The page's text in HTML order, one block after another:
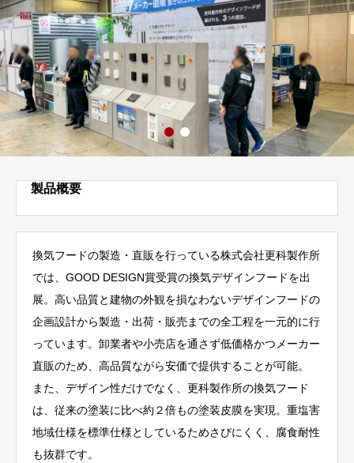
製品概要
換気フードの製造・直販を行っている株式会社更科製作所
では、GOOD DESIGN賞受賞の換気デザインフードを出
展。高い品質と建物の外観を損なわないデザインフードの
企画設計から製造・出荷・販売までの全工程を一元的に行
っています。卸業者や小売店を通さず低価格かつメーカー
直販のため、高品質ながら安価で提供することが可能。
また、デザイン性だけでなく、更科製作所の換気フード
は、従来の塗装に比べ約２倍もの塗装皮膜を実現。重塩害
地域仕様を標準仕様としているためさびにくく、腐食耐性
も抜群です。